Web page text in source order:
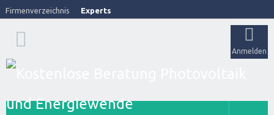
Firmenverzeichnis Experts
Anmelden